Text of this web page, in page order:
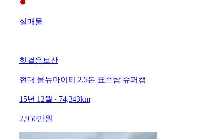
실매물
헛걸음보상
현대 올뉴마이티 2.5톤 표준탑 슈퍼캡
15년 12월 · 74,343km
2,950만원